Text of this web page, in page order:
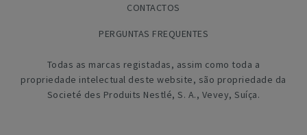
CONTACTOS
PERGUNTAS FREQUENTES
Todas as marcas registadas, assim como toda a
propriedade intelectual deste website, são propriedade da
Societé des Produits Nestlé, S. A., Vevey, Suíça.